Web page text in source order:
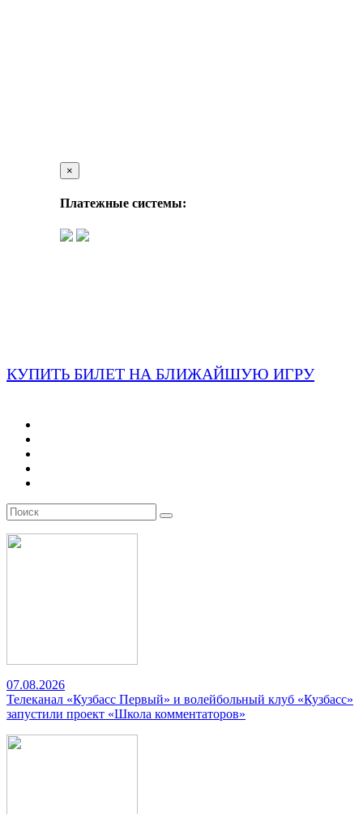
×
Платежные системы:
КУПИТЬ БИЛЕТ НА БЛИЖАЙШУЮ ИГРУ
07.08.2026
Телеканал «Кузбасс Первый» и волейбольный клуб «Кузбасс»
запустили проект «Школа комментаторов»